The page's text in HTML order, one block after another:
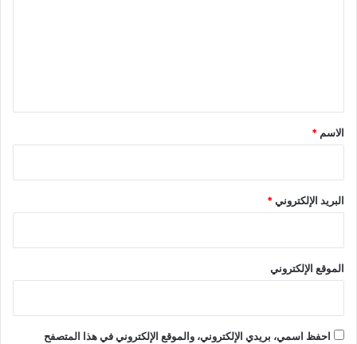
*
الاسم *
البريد الإلكتروني*
الموقع الإلكتروني
احفظ اسمي، بريدي الإلكتروني، والموقع الإلكتروني في هذا المتصفح